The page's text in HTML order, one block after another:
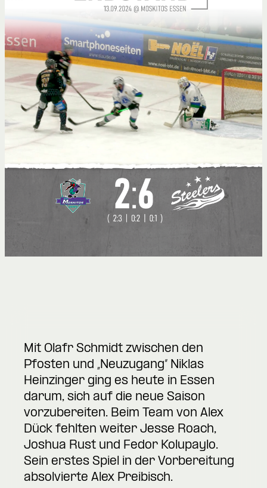
Mit Olafr Schmidt zwischen den
Pfosten und „Neuzugang“ Niklas
Heinzinger ging es heute in Essen
darum, sich auf die neue Saison
vorzubereiten. Beim Team von Alex
Dück fehlten weiter Jesse Roach,
Joshua Rust und Fedor Kolupaylo.
Sein erstes Spiel in der Vorbereitung
absolvierte Alex Preibisch.